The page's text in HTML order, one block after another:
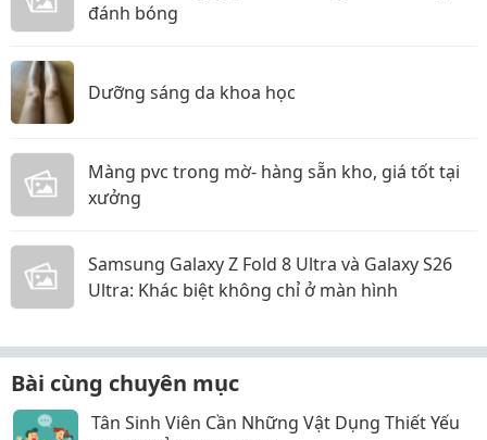
đánh bóng
Dưỡng sáng da khoa học
Màng pvc trong mờ- hàng sẵn kho, giá tốt tại
xưởng
Samsung Galaxy Z Fold 8 Ultra và Galaxy S26
Ultra: Khác biệt không chỉ ở màn hình
Bài cùng chuyên mục
Tân Sinh Viên Cần Những Vật Dụng Thiết Yếu